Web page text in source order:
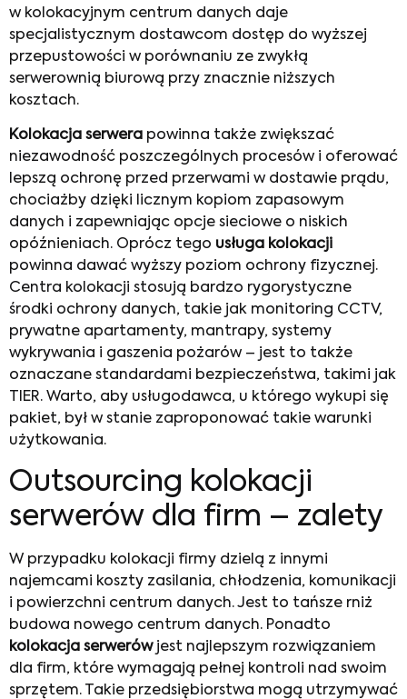
w kolokacyjnym centrum danych daje
specjalistycznym dostawcom dostęp do wyższej
przepustowości w porównaniu ze zwykłą
serwerownią biurową przy znacznie niższych
kosztach.
Kolokacja serwera powinna także zwiększać
niezawodność poszczególnych procesów i oferować
lepszą ochronę przed przerwami w dostawie prądu,
chociażby dzięki licznym kopiom zapasowym
danych i zapewniając opcje sieciowe o niskich
opóźnieniach. Oprócz tego usługa kolokacji
powinna dawać wyższy poziom ochrony fizycznej.
Centra kolokacji stosują bardzo rygorystyczne
środki ochrony danych, takie jak monitoring CCTV,
prywatne apartamenty, mantrapy, systemy
wykrywania i gaszenia pożarów – jest to także
oznaczane standardami bezpieczeństwa, takimi jak
TIER. Warto, aby usługodawca, u którego wykupi się
pakiet, był w stanie zaproponować takie warunki
użytkowania.
Outsourcing kolokacji
serwerów dla firm – zalety
W przypadku kolokacji firmy dzielą z innymi
najemcami koszty zasilania, chłodzenia, komunikacji
i powierzchni centrum danych. Jest to tańsze rniż
budowa nowego centrum danych. Ponadto
kolokacja serwerówjest najlepszym rozwiązaniem
dla firm, które wymagają pełnej kontroli nad swoim
sprzętem. Takie przedsiębiorstwa mogą utrzymywać